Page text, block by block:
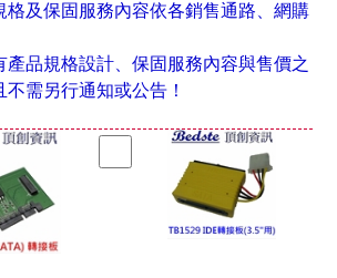
及保固服務內容依各銷售通路、網購
品規格設計、保固服務內容與售價之
需另行通知或公告！